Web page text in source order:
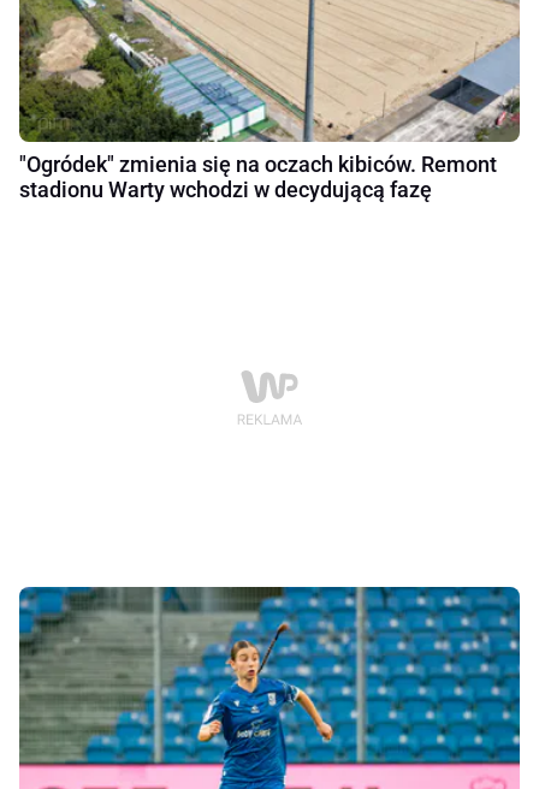
"Ogródek" zmienia się na oczach kibiców. Remont
stadionu Warty wchodzi w decydującą fazę